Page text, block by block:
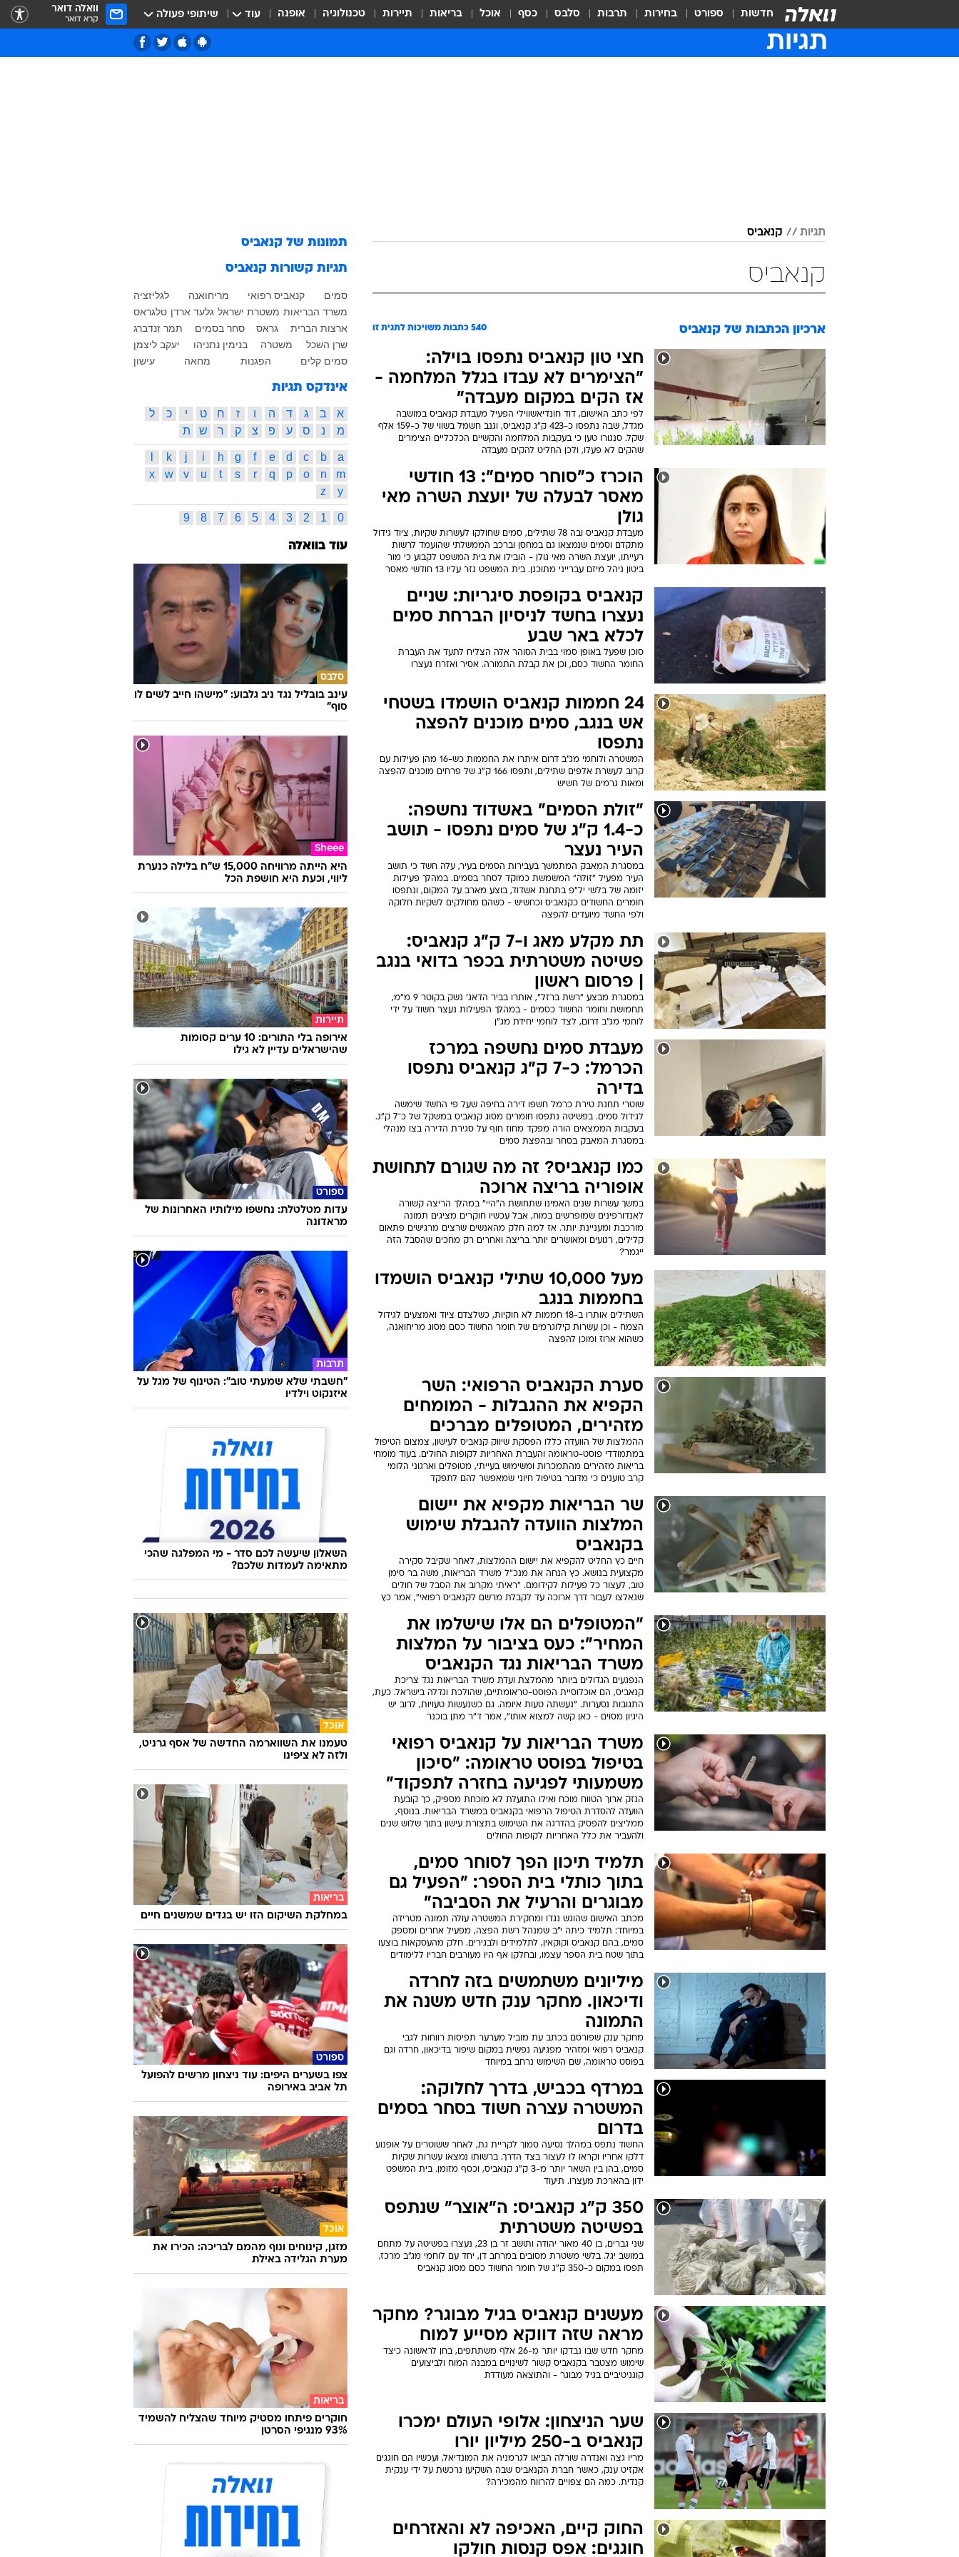
חדשות ספורט בחירות תרבות סלבס כסף אוכל בריאות תיירות טכנולוגיה אופנה עוד שיתופי פעולה וואלה דואר
קרא דואר
תגיות
תגיות קנאביס
קנאביס
ארכיון הכתבות של קנאביס 540 כתבות משויכות לתגית זו
חצי טון קנאביס נתפסו בוילה:
"הצימרים לא עבדו בגלל המלחמה -
אז הקים במקום מעבדה"
לפי כתב האישום, דוד חונדיאשווילי הפעיל מעבדת קנאביס במושבה
מגדל, שבה נתפסו כ-423 ק"ג קנאביס, וגנב חשמל בשווי של כ-159 אלף
שקל. סנגורו טען כי בעקבות המלחמה והקשיים הכלכליים הצימרים
שהקים לא פעלו, ולכן החליט להקים מעבדה
הוכרז כ"סוחר סמים": 13 חודשי
מאסר לבעלה של יועצת השרה מאי
גולן
מעבדת קנאביס ובה 78 שתילים, סמים שחולקו לעשרות שקיות, ציוד גידול
מתקדם וסמים שנמצאו גם במחסן וברכב הממשלתי שהועמד לרשות
רעייתו, יועצת השרה מאי גולן - הובילו את בית המשפט לקבוע כי מור
ביטון ניהל מיזם עברייני מתוכנן. בית המשפט גזר עליו 13 חודשי מאסר
קנאביס בקופסת סיגריות: שניים
נעצרו בחשד לניסיון הברחת סמים
לכלא באר שבע
סוכן שפעל באופן סמוי בבית הסוהר אלה הצליח לתעד את העברת
החומר החשוד כסם, וכן את קבלת התמורה. אסיר ואזרח נעצרו
24 חממות קנאביס הושמדו בשטחי
אש בנגב, סמים מוכנים להפצה
נתפסו
המשטרה ולוחמי מג"ב דרום איתרו את החממות כש-16 מהן פעילות עם
קרוב לעשרת אלפים שתילים, ותפסו 166 ק"ג של פרחים מוכנים להפצה
ומאות גרמים של חשיש
"זולת הסמים" באשדוד נחשפה:
כ-1.4 ק"ג של סמים נתפסו - תושב
העיר נעצר
במסגרת המאבק המתמשך בעבירות הסמים בעיר, עלה חשד כי תושב
העיר מפעיל "זולה" המשמשת כמוקד לסחר בסמים. במהלך פעילות
יזומה של בלשי יל"פ בתחנת אשדוד, בוצע מארב על המקום, ונתפסו
חומרים החשודים כקנאביס וכחשיש - כשהם מחולקים לשקיות חלוקה
ולפי החשד מיועדים להפצה
תת מקלע מאג ו-7 ק"ג קנאביס:
פשיטה משטרתית בכפר בדואי בנגב
| פרסום ראשון
במסגרת מבצע "רשת ברזל", אותרו בביר הדאג' נשק בקוטר 9 מ"מ,
תחמושת וחומר החשוד כסמים - במהלך הפעילות נעצר חשוד על ידי
לוחמי מג"ב דרום, לצד לוחמי יחידת מג"ן
מעבדת סמים נחשפה במרכז
הכרמל: כ-7 ק"ג קנאביס נתפסו
בדירה
שוטרי תחנת טירת כרמל חשפו דירה בחיפה שעל פי החשד שימשה
לגידול סמים. בפשיטה נתפסו חומרים מסוג קנאביס במשקל של כ־7 ק"ג.
בעקבות הממצאים הורה מפקד מחוז חוף על סגירת הדירה בצו מנהלי
במסגרת המאבק בסחר ובהפצת סמים
כמו קנאביס? זה מה שגורם לתחושת
אופוריה בריצה ארוכה
במשך עשרות שנים האמינו שתחושת ה"היי" במהלך הריצה קשורה
לאנדורפינים שמופרשים במוח, אבל עכשיו חוקרים מציגים תמונה
מורכבת ומעניינת יותר. אז למה חלק מהאנשים שרצים מרגישים פתאום
קלילים, רגועים ומאושרים יותר בריצה ואחרים רק מחכים שהסבל הזה
ייגמר?
מעל 10,000 שתילי קנאביס הושמדו
בחממות בנגב
השתילים אותרו ב-18 חממות לא חוקיות, כשלצדם ציוד ואמצעים לגידול
הצמח - וכן עשרות קילוגרמים של חומר החשוד כסם מסוג מריחואנה,
כשהוא ארוז ומוכן להפצה
סערת הקנאביס הרפואי: השר
הקפיא את ההגבלות - המומחים
מזהירים, המטופלים מברכים
ההמלצות של הוועדה כללו הפסקת שיווק קנאביס לעישון, צמצום הטיפול
במתמודדי פוסט-טראומה והעברת האחריות לקופות החולים. בעוד מומחי
בריאות מזהירים מהתמכרות ומשימוש בעייתי, מטופלים וארגוני הלומי
קרב טוענים כי מדובר בטיפול חיוני שמאפשר להם לתפקד
שר הבריאות מקפיא את יישום
המלצות הוועדה להגבלת שימוש
בקנאביס
חיים כץ החליט להקפיא את יישום ההמלצות, לאחר שקיבל סקירה
מקצועית בנושא. כץ הנחה את מנכ"ל משרד הבריאות, משה בר סימן
טוב, לעצור כל פעילות לקידומם. "ראיתי מקרוב את הסבל של חולים
שנאלצו לעבור דרך ארוכה עד לקבלת מרשם לקנאביס רפואי", אמר כץ
"המטופלים הם אלו שישלמו את
המחיר": כעס בציבור על המלצות
משרד הבריאות נגד הקנאביס
הנפגעים הגדולים ביותר מהמלצת ועדת משרד הבריאות נגד צריכת
קנאביס, הם אוכלוסיית הפוסט-טראומתיים, שהולכת וגדלה בישראל. כעת,
התגובות נסערות. "נעשתה טעות איומה. גם כשנעשות טעויות, לרוב יש
היגיון מסוים - כאן קשה למצוא אותו", אמר ד"ר מתן בוכנר
משרד הבריאות על קנאביס רפואי
בטיפול בפוסט טראומה: "סיכון
משמעותי לפגיעה בחזרה לתפקוד"
הנזק ארוך הטווח מוכח ואילו התועלת לא מוכחת מספיק, כך קובעת
הוועדה להסדרת הטיפול הרפואי בקנאביס במשרד הבריאות. בנוסף,
ממליצים להפסיק בהדרגה את השימוש בתצורת עישון בתוך שלוש שנים
ולהעביר את כלל האחריות לקופות החולים
תלמיד תיכון הפך לסוחר סמים,
בתוך כותלי בית הספר: "הפעיל גם
מבוגרים והרעיל את הסביבה"
מכתב האישום שהוגש נגדו ומחקירת המשטרה עולה תמונה מטרידה
במיוחד: תלמיד כיתה י"ב שמנהל רשת הפצה, מפעיל אחרים ומספק
סמים, בהם קנאביס וקוקאין, לתלמידים ולבגירים. חלק מהעסקאות בוצעו
בתוך שטח בית הספר עצמו, ובחלקן אף היו מעורבים חבריו ללימודים
מיליונים משתמשים בזה לחרדה
ודיכאון. מחקר ענק חדש משנה את
התמונה
מחקר ענק שפורסם בכתב עת מוביל מערער תפיסות רווחות לגבי
קנאביס רפואי ומזהיר מפגיעה נפשית במקום שיפור בדיכאון, חרדה וגם
בפוסט טראומה, שם השימוש נרחב במיוחד
במרדף בכביש, בדרך לחלוקה:
המשטרה עצרה חשוד בסחר בסמים
בדרום
החשוד נתפס במהלך נסיעה סמוך לקריית גת, לאחר ששוטרים על אופנוע
דלקו אחריו וקראו לו לעצור בצד הדרך. ברשותו נמצאו עשרות שקיות
סמים, בהן בין השאר יותר מ-3 ק"ג קנאביס, וכסף מזומן. בית המשפט
ידון בהארכת מעצרו. תיעוד
350 ק"ג קנאביס: ה"אוצר" שנתפס
בפשיטה משטרתית
שני גברים, בן 40 מאור יהודה ותושב זר בן 23, נעצרו בפשיטה על מתחם
במושב יגל. בלשי משטרת מסובים במרחב דן, יחד עם לוחמי מג"ב מרכז,
תפסו במקום כ-350 ק"ג של חומר החשוד כסם מסוג קנאביס
מעשנים קנאביס בגיל מבוגר? מחקר
מראה שזה דווקא מסייע למוח
מחקר חדש שבו נבדקו יותר מ-26 אלף משתתפים, בחן לראשונה כיצד
שימוש מצטבר בקנאביס קשור לשינויים במבנה המוח ולביצועים
קוגניטיביים בגיל מבוגר - והתוצאה מעודדת
שער הניצחון: אלופי העולם ימכרו
קנאביס ב-250 מיליון יורו
מריו גצה ואנדרה שורלה הביאו לגרמניה את המונדיאל, ועכשיו הם חוגגים
אקזיט ענק, כאשר חברת הקנאביס שבה השקיעו נרכשת על ידי ענקית
קנדית. כמה הם צפויים להרווח מהמכירה?
החוק קיים, האכיפה לא והאזרחים
חוגגים: אפס קנסות חולקו
תמונות של קנאביס
תגיות קשורות קנאביס
סמים קנאביס רפואי מריחואנה
לגליזציה
משרד הבריאות משטרת ישראל גלעד ארדן טלגראס
ארצות הברית
גראס סחר בסמים
תמר זנדברג
שרן השכל
משטרה בנימין נתניהו
יעקב ליצמן
סמים קלים
הפגנות מחאה עישון
אינדקס תגיות
א ב ג ד ה ו ז ח ט י כ
ל
מ
נ ס ע פ צ ק ר ש ת
a
b
c
d
e
f
g
h
i
j
k
m
n
o
p
q
r
s
t
u
v
w
x
y
z
0
1
2
3
4
5
6
7
8
9
עוד בוואלה
סלבס
עינב בובליל נגד ניב גלבוע: "מישהו חייב לשים לו
סוף"
Sheee
היא הייתה מרוויחה 15,000 ש"ח בלילה כנערת
ליווי, וכעת היא חושפת הכל
תיירות
אירופה בלי התורים: 10 ערים קסומות
שהישראלים עדיין לא גילו
ספורט
עדות מטלטלת: נחשפו מילותיו האחרונות של
מראדונה
תרבות
"חשבתי שלא שמעתי טוב": הטינוף של מגל על
איזנקוט וילדיו
השאלון שיעשה לכם סדר - מי המפלגה שהכי
מתאימה לעמדות שלכם?
אוכל
טעמנו את השווארמה החדשה של אסף גרניט,
ולזה לא ציפינו
בריאות
במחלקת השיקום הזו יש בגדים שמשנים חיים
ספורט
צפו בשערים היפים: עוד ניצחון מרשים להפועל
תל אביב באירופה
אוכל
מזגן, קינוחים ונוף מהמם לבריכה: הכירו את
מערת הגלידה באילת
בריאות
חוקרים פיתחו מסטיק מיוחד שהצליח להשמיד
93% מנגיפי הסרטן